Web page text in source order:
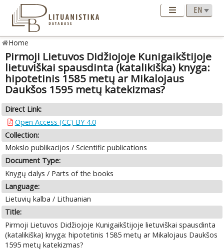
Home
Pirmoji Lietuvos Didžiojoje Kunigaikštijoje
lietuviškai spausdinta (katalikiška) knyga:
hipotetinis 1585 metų ar Mikalojaus
Daukšos 1595 metų katekizmas?
Direct Link:
Open Access (CC) BY 4.0
Collection:
Mokslo publikacijos / Scientific publications
Document Type:
Knygų dalys / Parts of the books
Language:
Lietuvių kalba / Lithuanian
Title:
Pirmoji Lietuvos Didžiojoje Kunigaikštijoje lietuviškai spausdinta
(katalikiška) knyga: hipotetinis 1585 metų ar Mikalojaus Daukšos
1595 metų katekizmas?